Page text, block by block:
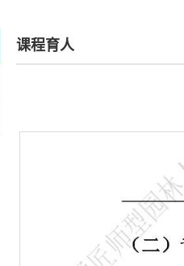
课程育人